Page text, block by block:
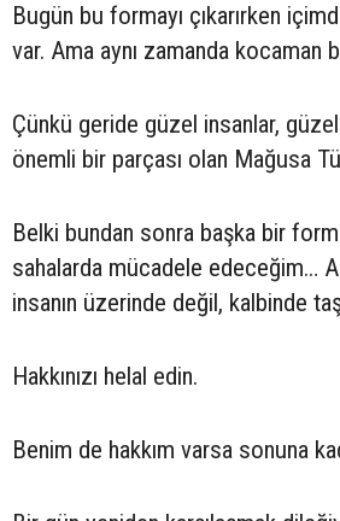
Bugün bu formayı çıkarırken
var. Ama aynı zamanda kocaman
Çünkü geride güzel insanlar, güzel
önemli bir parçası olan Mağusa
Belki bundan sonra başka bir
sahalarda mücadele edeceğim…
insanın üzerinde değil, kalbinde
Hakkınızı helal edin.
Benim de hakkım varsa sonuna